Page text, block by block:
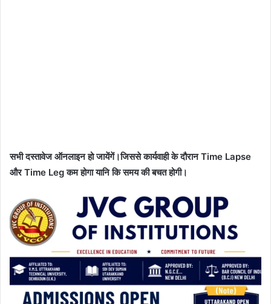
सभी दस्तावेज ऑनलाइन हो जायेंगें।जिससे कार्यवाही के दौरान Time Lapse
और Time Leg कम होगा यानि कि समय की बचत होगी।